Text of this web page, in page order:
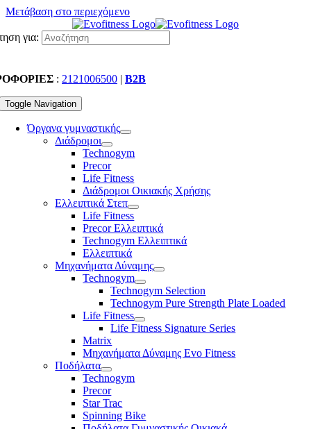
Μετάβαση στο περιεχόμενο
για:
: 2121006500 | B2B
Toggle Navigation
Όργανα γυμναστικής
Διάδρομοι
Technogym
Precor
Life Fitness
Διάδρομοι Οικιακής Χρήσης
Ελλειπτικά Στεπ
Life Fitness
Precor Ελλειπτικά
Technogym Ελλειπτικά
Ελλειπτικά
Μηχανήματα Δύναμης
Technogym
Technogym Selection
Technogym Pure Strength Plate Loaded
Life Fitness
Life Fitness Signature Series
Matrix
Μηχανήματα Δύναμης Evo Fitness
Ποδήλατα
Technogym
Precor
Star Trac
Spinning Bike